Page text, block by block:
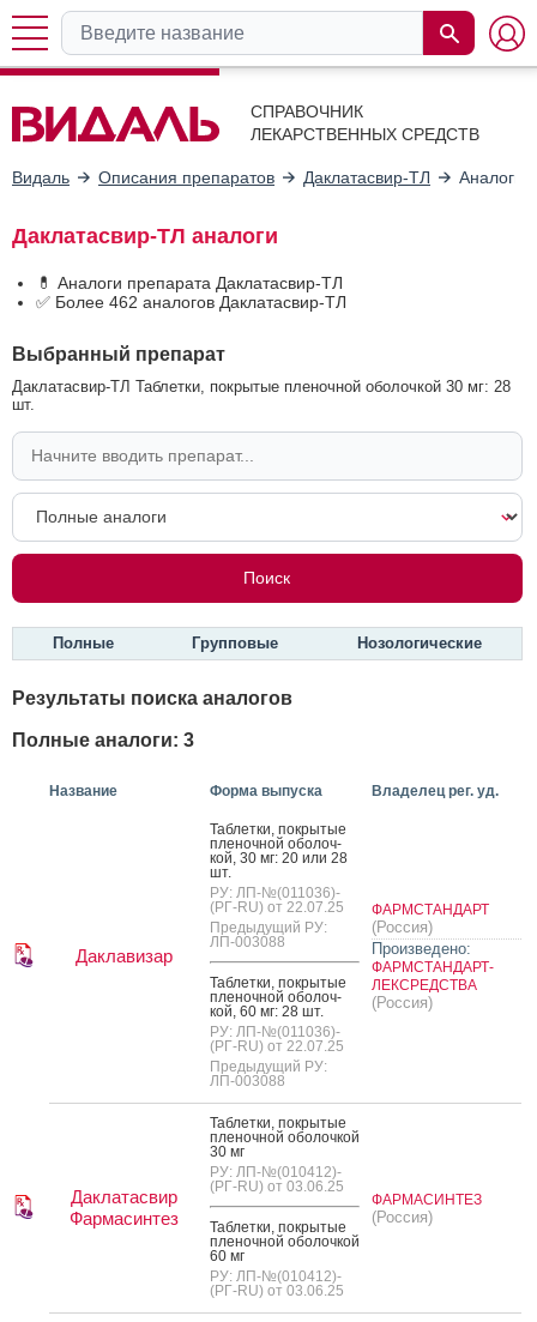
СПРАВОЧНИК
ЛЕКАРСТВЕННЫХ СРЕДСТВ
Видаль Описания препаратов Даклатасвир-ТЛ Аналоги
Даклатасвир-ТЛ аналоги
💊 Аналоги препарата Даклатасвир-ТЛ
✅ Более 462 аналогов Даклатасвир-ТЛ
Выбранный препарат
Даклатасвир-ТЛ Таблетки, покрытые пленочной оболочкой 30 мг: 28
шт.
Полные Групповые Нозологические
Результаты поиска аналогов
Полные аналоги: 3
Название Форма выпуска Владелец рег. уд.
Даклавизар
Таб­летки, пок­ры­тые
пле­ноч­ной обо­лоч­
кой, 30 мг: 20 или 28
шт.
РУ: ЛП-№(011036)-
(РГ-RU) от 22.07.25
Предыдущий РУ:
ЛП-003088
Таб­летки, пок­ры­тые
пле­ноч­ной обо­лоч­
кой, 60 мг: 28 шт.
РУ: ЛП-№(011036)-
(РГ-RU) от 22.07.25
Предыдущий РУ:
ЛП-003088
ФАРМСТАНДАРТ
(Россия)
Произведено:
ФАРМСТАНДАРТ-
ЛЕКСРЕДСТВА
(Россия)
Даклатасвир
Фармасинтез
Таб­летки, пок­ры­тые
пле­ноч­ной обо­лоч­кой
30 мг
РУ: ЛП-№(010412)-
(РГ-RU) от 03.06.25
Таб­летки, пок­ры­тые
пле­ноч­ной обо­лоч­кой
60 мг
РУ: ЛП-№(010412)-
(РГ-RU) от 03.06.25
ФАРМАСИНТЕЗ
(Россия)